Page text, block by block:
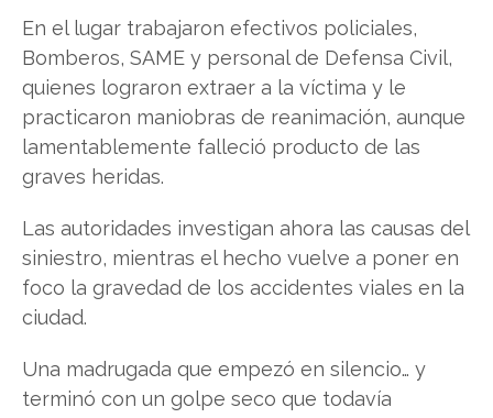
En el lugar trabajaron efectivos policiales,
Bomberos, SAME y personal de Defensa Civil,
quienes lograron extraer a la víctima y le
practicaron maniobras de reanimación, aunque
lamentablemente falleció producto de las
graves heridas.
Las autoridades investigan ahora las causas del
siniestro, mientras el hecho vuelve a poner en
foco la gravedad de los accidentes viales en la
ciudad.
Una madrugada que empezó en silencio… y
terminó con un golpe seco que todavía